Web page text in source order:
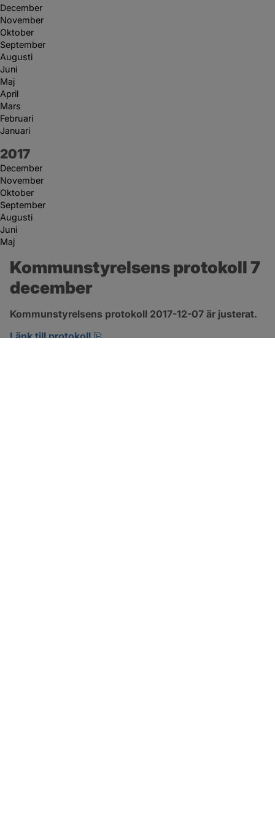
December
November
Oktober
September
Augusti
Juni
Maj
April
Mars
Februari
Januari
År:
2017
December
November
Oktober
September
Augusti
Juni
Maj
Kommunstyrelsens protokoll 7
december
Kommunstyrelsens protokoll 2017-12-07 är justerat.
Länk till protokoll
pdf, 123.1 kB, öppnas i nytt fönster.